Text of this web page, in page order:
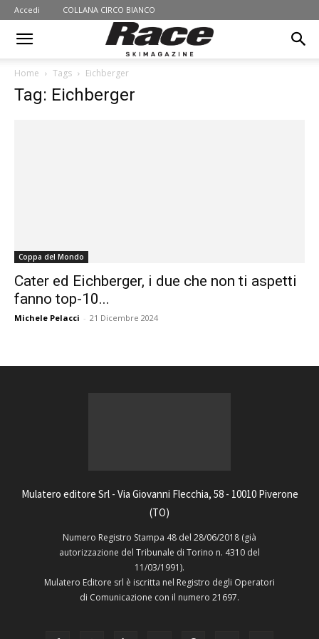
Accedi COLLANA CIRCO BIANCO
Home Tags Eichberger
Tag: Eichberger
Coppa del Mondo
Cater ed Eichberger, i due che non ti aspetti
fanno top-10...
Michele Pelacci - 21 Dicembre 2024
Mulatero editore Srl - Via Giovanni Flecchia, 58 - 10010 Piverone
(TO)
Numero Registro Stampa 48 del 28/06/2018 (già
autorizzazione del Tribunale di Torino n. 4310 del
11/03/1991).
Mulatero Editore srl è iscritta nel Registro degli Operatori
di Comunicazione con il numero 21697.